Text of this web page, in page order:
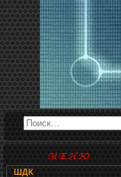
ШДК